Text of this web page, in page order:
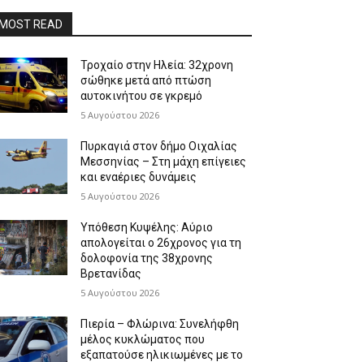
READ
Τροχαίο στην Ηλεία: 32χρονη
σώθηκε μετά από πτώση
αυτοκινήτου σε γκρεμό
5 Αυγούστου 2026
Πυρκαγιά στον δήμο Οιχαλίας
Μεσσηνίας – Στη μάχη επίγειες
και εναέριες δυνάμεις
5 Αυγούστου 2026
Υπόθεση Κυψέλης: Αύριο
απολογείται ο 26χρονος για τη
δολοφονία της 38χρονης
Βρετανίδας
5 Αυγούστου 2026
Πιερία – Φλώρινα: Συνελήφθη
μέλος κυκλώματος που
εξαπατούσε ηλικιωμένες με το